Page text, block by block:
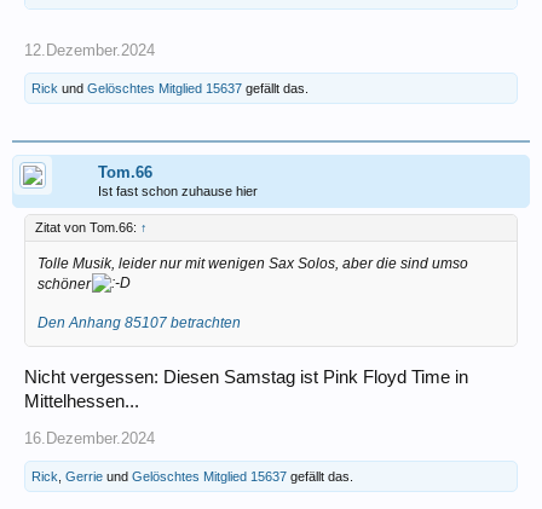
12.Dezember.2024
Rick und Gelöschtes Mitglied 15637 gefällt das.
Tom.66
Ist fast schon zuhause hier
Zitat von Tom.66: ↑
Tolle Musik, leider nur mit wenigen Sax Solos, aber die sind umso
schöner
Den Anhang 85107 betrachten
Nicht vergessen: Diesen Samstag ist Pink Floyd Time in
Mittelhessen...
16.Dezember.2024
Rick Gerrie und Gelöschtes Mitglied 15637 gefällt das.